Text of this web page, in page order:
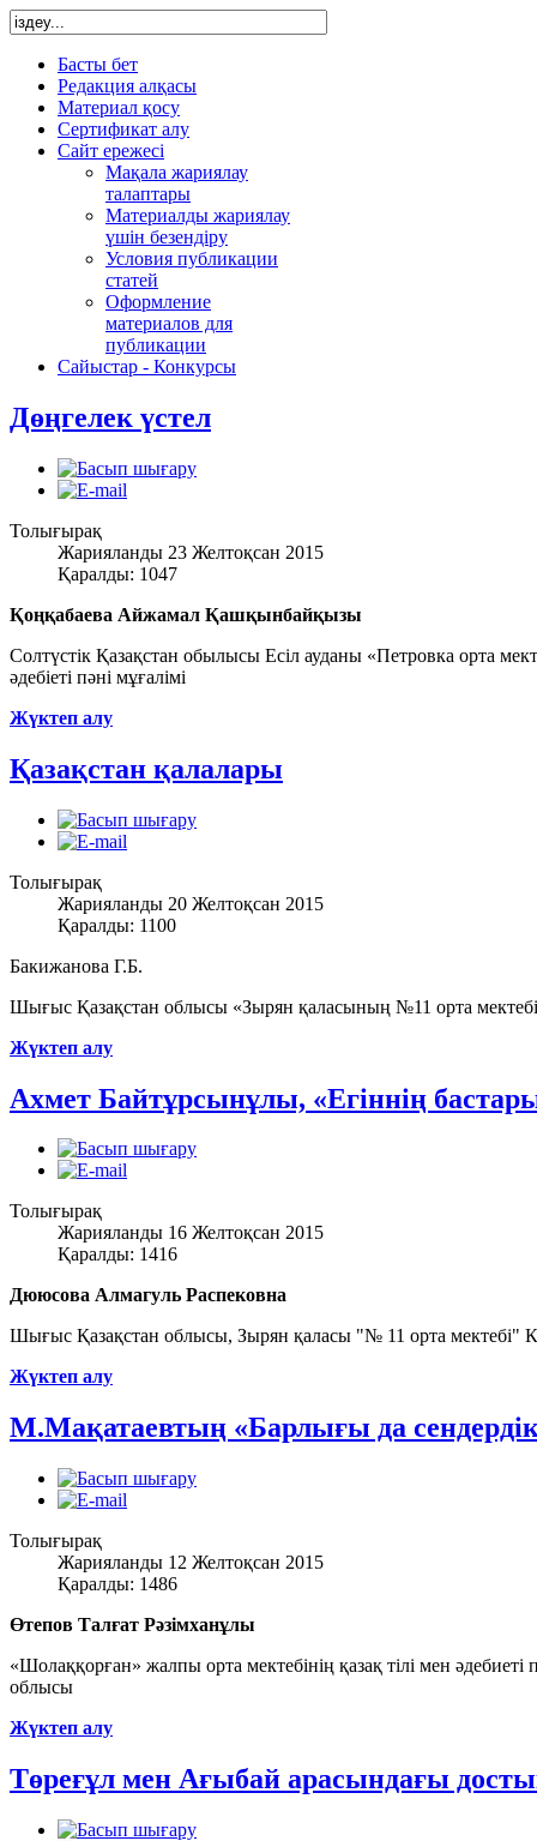
Басты бет
Редакция алқасы
Материал қосу
Сертификат алу
Сайт ережесі
Мақала жариялау
талаптары
Материалды жариялау
үшін безендіру
Условия публикации
статей
Оформление
материалов для
публикации
Сайыстар - Конкурсы
Дөңгелек үстел
Толығырақ
Жарияланды 23 Желтоқсан 2015
Қаралды: 1047
Қоңқабаева Айжамал Қашқынбайқызы
Солтүстік Қазақстан обылысы Есіл ауданы «Петровка орта
әдебіеті пәні мұғалімі
Жүктеп алу
Қазақстан қалалары
Толығырақ
Жарияланды 20 Желтоқсан 2015
Қаралды: 1100
Бакижанова Г.Б.
Шығыс Қазақстан облысы «Зырян қаласының №11 орта
Жүктеп алу
Ахмет Байтұрсынұлы, «Егіннің
Толығырақ
Жарияланды 16 Желтоқсан 2015
Қаралды: 1416
Дююсова Алмагуль Распековна
Шығыс Қазақстан облысы, Зырян қаласы "№ 11 орта мектебі"
Жүктеп алу
М.Мақатаевтың «Барлығы да
Толығырақ
Жарияланды 12 Желтоқсан 2015
Қаралды: 1486
Өтепов Талғат Рәзімханұлы
«Шолаққорған» жалпы орта мектебінің қазақ тілі мен әдебиеті
облысы
Жүктеп алу
Төреғұл мен Ағыбай арасындағы